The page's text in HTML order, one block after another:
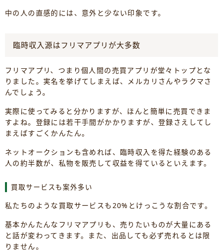
中の人の直感的には、意外と少ない印象です。
臨時収入源はフリマアプリが大多数
フリマアプリ、つまり個人間の売買アプリが堂々トップとな
りました。実名を挙げてしまえば、メルカリさんやラクマさ
んでしょう。
実際に使ってみると分かりますが、ほんと簡単に売買できま
すよね。登録には若干手間がかかりますが、登録さえしてし
まえばすごくかんたん。
ネットオークションも含めれば、臨時収入を得た経験のある
人の約半数が、私物を販売して収益を得ているといえます。
買取サービスも案外多い
私たちのような買取サービスも20%とけっこうな割合です。
基本かんたんなフリマアプリも、売りたいものが大量にある
と話が変わってきます。また、出品しても必ず売れるとは限
りません。